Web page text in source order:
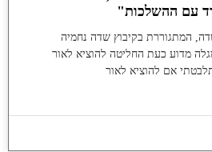
עם ההשלכות"
המתגוררת בקיבוץ שדה נחמיה
מדוע כעת החליטה להוציא לאור
אם להוציא לאור